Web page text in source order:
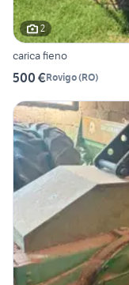
2
carica fieno
500 €Rovigo(RO)